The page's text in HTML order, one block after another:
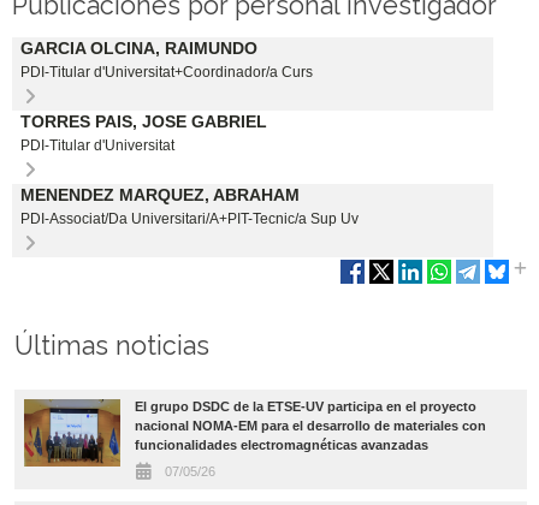
GARCIA OLCINA, RAIMUNDO
PDI-Titular d'Universitat+Coordinador/a Curs
TORRES PAIS, JOSE GABRIEL
PDI-Titular d'Universitat
MENENDEZ MARQUEZ, ABRAHAM
PDI-Associat/Da Universitari/A+PIT-Tecnic/a Sup Uv
Últimas noticias
El grupo DSDC de la ETSE-UV participa en el proyecto
nacional NOMA-EM para el desarrollo de materiales con
funcionalidades electromagnéticas avanzadas
07/05/26